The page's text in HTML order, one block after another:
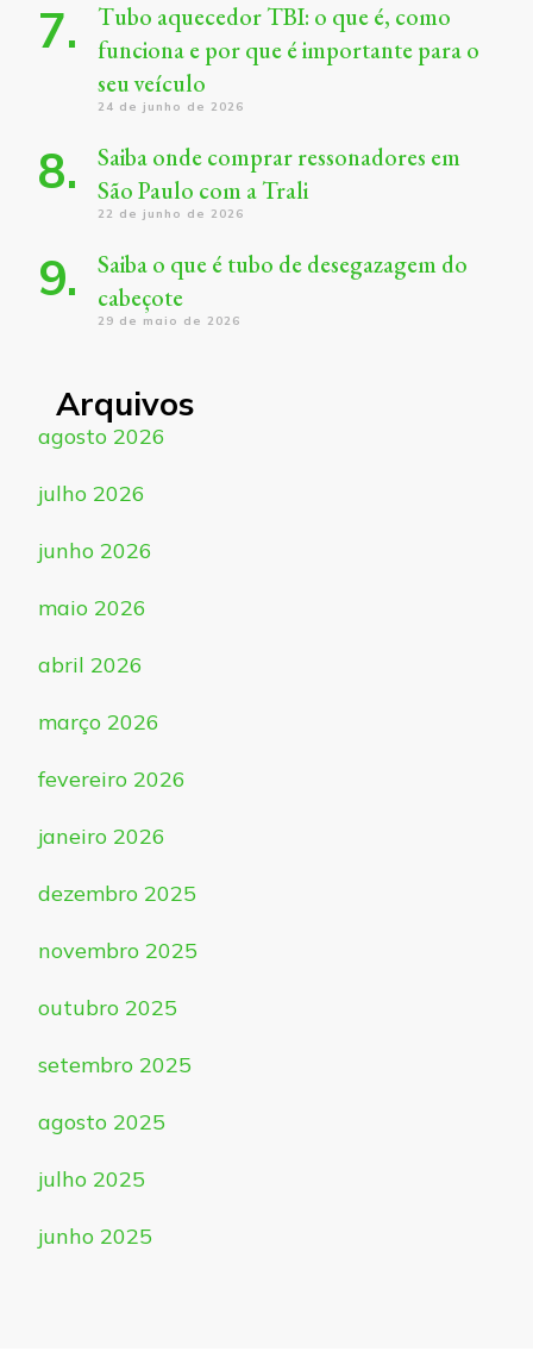
Tubo aquecedor TBI: o que é, como
funciona e por que é importante para o
seu veículo
24 de junho de 2026
Saiba onde comprar ressonadores em
São Paulo com a Trali
22 de junho de 2026
Saiba o que é tubo de desegazagem do
cabeçote
29 de maio de 2026
Arquivos
agosto 2026
julho 2026
junho 2026
maio 2026
abril 2026
março 2026
fevereiro 2026
janeiro 2026
dezembro 2025
novembro 2025
outubro 2025
setembro 2025
agosto 2025
julho 2025
junho 2025